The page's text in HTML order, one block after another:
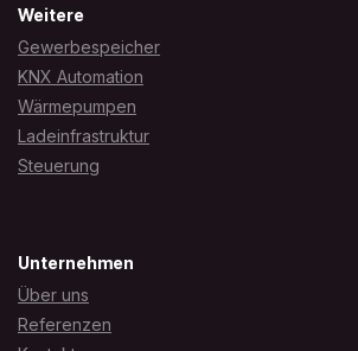
Weitere
Gewerbespeicher
KNX Automation
Wärmepumpen
Ladeinfrastruktur
Steuerung
Unternehmen
Über uns
Referenzen